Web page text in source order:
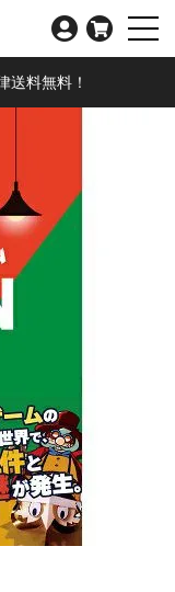
送料無料！